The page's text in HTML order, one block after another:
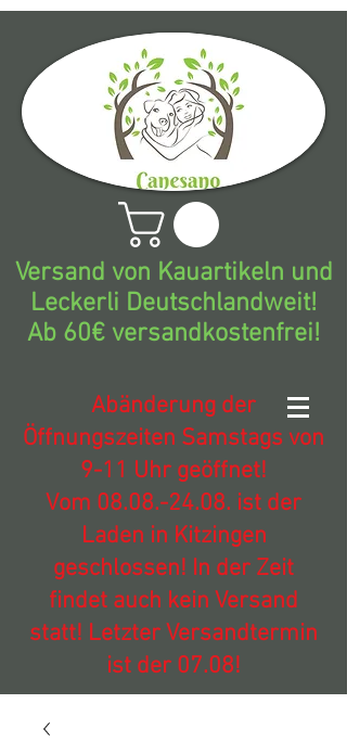
Versand von Kauartikeln und
Leckerli Deutschlandweit!
Ab 60€ versandkostenfrei!
Abänderung der
Öffnungszeiten Samstags von
9-11 Uhr geöffnet!
Vom 08.08.-24.08. ist der
Laden in Kitzingen
geschlossen! In der Zeit
findet auch kein Versand
statt! Letzter Versandtermin
ist der 07.08!